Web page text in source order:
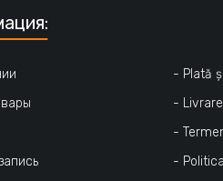
- Plată
-
-
-